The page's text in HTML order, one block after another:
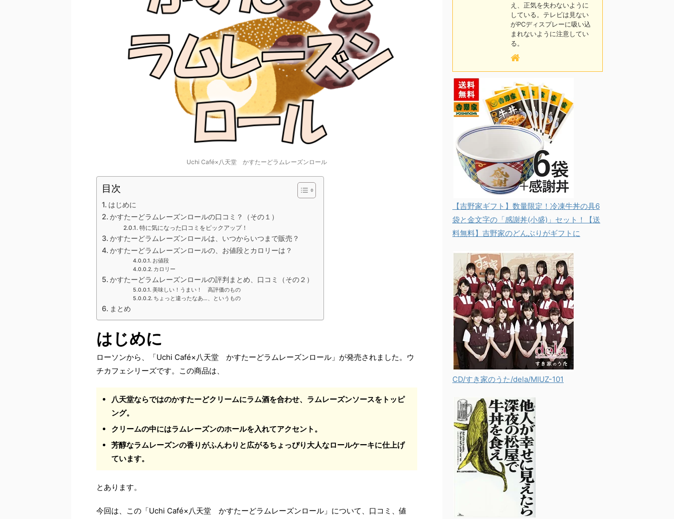
Uchi Café×八天堂 かすたーどラムレーズンロール
目次
はじめに
かすたーどラムレーズンロールの口コミ？（その１）
特に気になった口コミをピックアップ！
かすたーどラムレーズンロールは、いつからいつまで販売？
かすたーどラムレーズンロールの、お値段とカロリーは？
お値段
カロリー
かすたーどラムレーズンロールの評判まとめ、口コミ（その２）
美味しい！うまい！ 高評価のもの
ちょっと違ったなあ…、というもの
まとめ
はじめに
ローソンから、「Uchi Café×八天堂 かすたーどラムレーズンロール」が発売されました。ウ
チカフェシリーズです。この商品は、
八天堂ならではのかすたーどクリームにラム酒を合わせ、ラムレーズンソースをトッピ
ング。
クリームの中にはラムレーズンのホールを入れてアクセント。
芳醇なラムレーズンの香りがふんわりと広がるちょっぴり大人なロールケーキに仕上げ
ています。
とあります。
今回は、この「Uchi Café×八天堂 かすたーどラムレーズンロール」について、口コミ、値
え、正気を失わないように
している。テレビは見ない
がPCディスプレーに吸い込
まれないように注意してい
る。
【吉野家ギフト】数量限定！冷凍牛丼の具6
袋と金文字の「感謝丼(小盛)」セット！【送
料無料】吉野家のどんぶりがギフトに
CD/すき家のうた/dela/MIUZ-101